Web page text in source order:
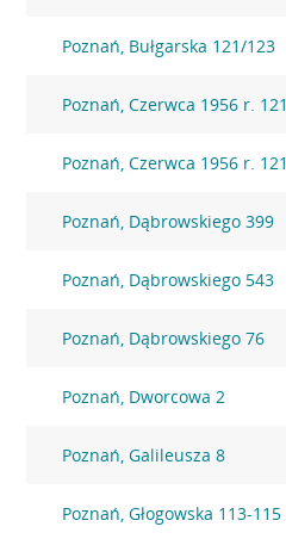
Poznań, Bułgarska 121/123
Poznań, Czerwca 1956 r. 121
Poznań, Czerwca 1956 r. 121
Poznań, Dąbrowskiego 399
Poznań, Dąbrowskiego 543
Poznań, Dąbrowskiego 76
Poznań, Dworcowa 2
Poznań, Galileusza 8
Poznań, Głogowska 113-115